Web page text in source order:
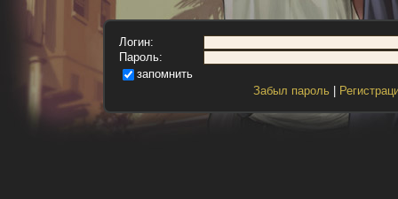
Логин:
Пароль:
запомнить
Забыл пароль|